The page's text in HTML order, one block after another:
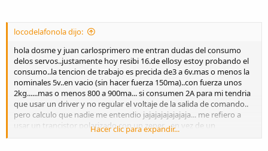
locodelafonola dijo:
hola dosme y juan carlosprimero me entran dudas del consumo
delos servos..justamente hoy resibi 16.de ellosy estoy probando el
consumo..la tencion de trabajo es precida de3 a 6v.mas o menos la
nominales 5v..en vacio (sin hacer fuerza 150ma)..con fuerza unos
2kg......mas o menos 800 a 900ma... si consumen 2A para mi tendria
que usar un driver y no regular el voltaje de la salida de comando..
pero calculo que nadie me entendio jajajajajajajaja... me refiero a
usar un trancistor polarizado con un zener....en vez de un
regulador... qur entrege un voltaje fijo sin importar los
Hacer clic para expandir...